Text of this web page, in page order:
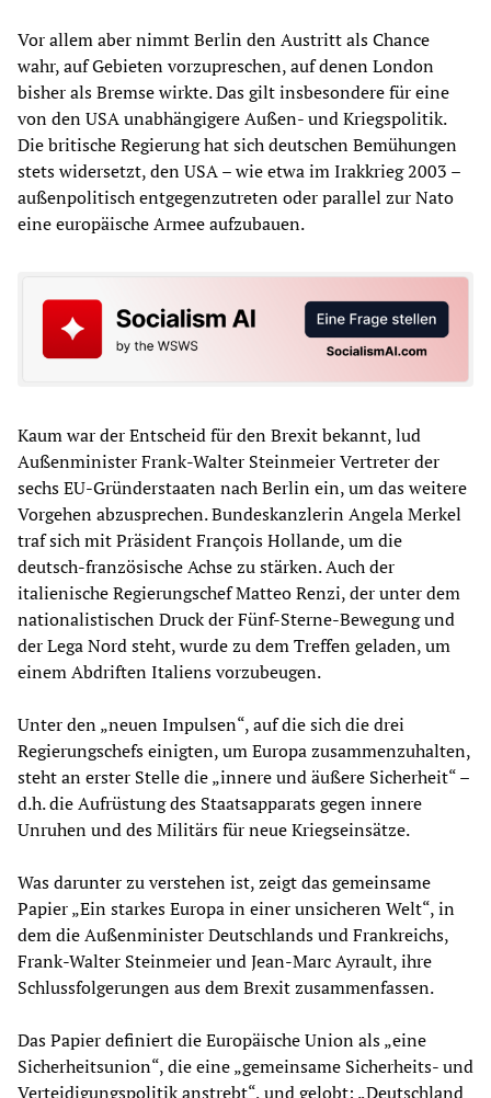
Vor allem aber nimmt Berlin den Austritt als Chance
wahr, auf Gebieten vorzupreschen, auf denen London
bisher als Bremse wirkte. Das gilt insbesondere für eine
von den USA unabhängigere Außen- und Kriegspolitik.
Die britische Regierung hat sich deutschen Bemühungen
stets widersetzt, den USA – wie etwa im Irakkrieg 2003 –
außenpolitisch entgegenzutreten oder parallel zur Nato
eine europäische Armee aufzubauen.
Kaum war der Entscheid für den Brexit bekannt, lud
Außenminister Frank-Walter Steinmeier Vertreter der
sechs EU-Gründerstaaten nach Berlin ein, um das weitere
Vorgehen abzusprechen. Bundeskanzlerin Angela Merkel
traf sich mit Präsident François Hollande, um die
deutsch-französische Achse zu stärken. Auch der
italienische Regierungschef Matteo Renzi, der unter dem
nationalistischen Druck der Fünf-Sterne-Bewegung und
der Lega Nord steht, wurde zu dem Treffen geladen, um
einem Abdriften Italiens vorzubeugen.
Unter den „neuen Impulsen“, auf die sich die drei
Regierungschefs einigten, um Europa zusammenzuhalten,
steht an erster Stelle die „innere und äußere Sicherheit“ –
d.h. die Aufrüstung des Staatsapparats gegen innere
Unruhen und des Militärs für neue Kriegseinsätze.
Was darunter zu verstehen ist, zeigt das gemeinsame
Papier „Ein starkes Europa in einer unsicheren Welt“, in
dem die Außenminister Deutschlands und Frankreichs,
Frank-Walter Steinmeier und Jean-Marc Ayrault, ihre
Schlussfolgerungen aus dem Brexit zusammenfassen.
Das Papier definiert die Europäische Union als „eine
Sicherheitsunion“, die eine „gemeinsame Sicherheits- und
Verteidigungspolitik anstrebt“, und gelobt: „Deutschland